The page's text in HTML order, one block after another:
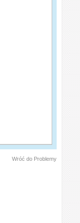
Wróć do Problemy